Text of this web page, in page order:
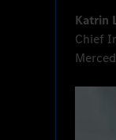
Katrin
Chief